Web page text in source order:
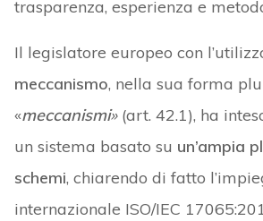
trasparenza, esperienza e
Il legislatore europeo con
meccanismo, nella sua forma
«meccanismi» (art. 42.1), ha
un sistema basato su un’ampia
schemi, chiarendo di fatto
internazionale ISO/IEC